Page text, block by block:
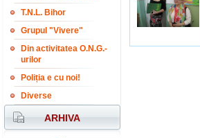
T.N.L. Bihor
Grupul "Vivere"
Din activitatea O.N.G.-
urilor
Poliția e cu noi!
Diverse
ARHIVA